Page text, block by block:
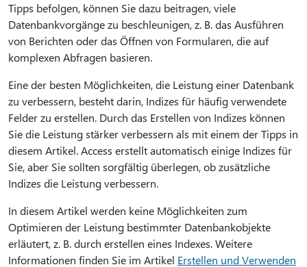
Tipps befolgen, können Sie dazu beitragen, viele
Datenbankvorgänge zu beschleunigen, z. B. das Ausführen
von Berichten oder das Öffnen von Formularen, die auf
komplexen Abfragen basieren.
Eine der besten Möglichkeiten, die Leistung einer Datenbank
zu verbessern, besteht darin, Indizes für häufig verwendete
Felder zu erstellen. Durch das Erstellen von Indizes können
Sie die Leistung stärker verbessern als mit einem der Tipps in
diesem Artikel. Access erstellt automatisch einige Indizes für
Sie, aber Sie sollten sorgfältig überlegen, ob zusätzliche
Indizes die Leistung verbessern.
In diesem Artikel werden keine Möglichkeiten zum
Optimieren der Leistung bestimmter Datenbankobjekte
erläutert, z. B. durch erstellen eines Indexes. Weitere
Informationen finden Sie im Artikel Erstellen und Verwenden